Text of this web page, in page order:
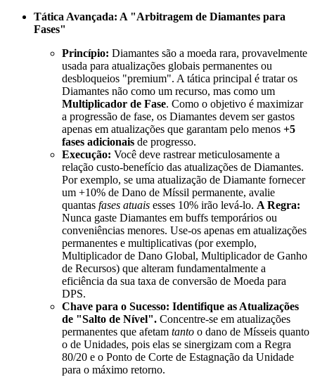
Tática Avançada: A "Arbitragem de Diamantes para
Fases"
Princípio: Diamantes são a moeda rara, provavelmente
usada para atualizações globais permanentes ou
desbloqueios "premium". A tática principal é tratar os
Diamantes não como um recurso, mas como um
Multiplicador de Fase. Como o objetivo é maximizar
a progressão de fase, os Diamantes devem ser gastos
apenas em atualizações que garantam pelo menos +5
fases adicionais de progresso.
Execução: Você deve rastrear meticulosamente a
relação custo-benefício das atualizações de Diamantes.
Por exemplo, se uma atualização de Diamante fornecer
um +10% de Dano de Míssil permanente, avalie
quantas fases atuais esses 10% irão levá-lo. A Regra:
Nunca gaste Diamantes em buffs temporários ou
conveniências menores. Use-os apenas em atualizações
permanentes e multiplicativas (por exemplo,
Multiplicador de Dano Global, Multiplicador de Ganho
de Recursos) que alteram fundamentalmente a
eficiência da sua taxa de conversão de Moeda para
DPS.
Chave para o Sucesso: Identifique as Atualizações
de "Salto de Nível". Concentre-se em atualizações
permanentes que afetam tanto o dano de Mísseis quanto
o de Unidades, pois elas se sinergizam com a Regra
80/20 e o Ponto de Corte de Estagnação da Unidade
para o máximo retorno.